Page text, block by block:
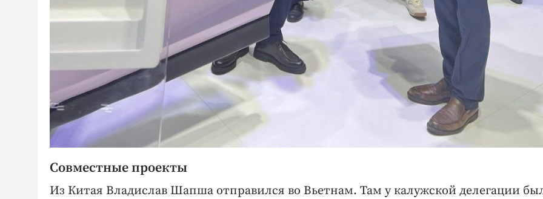
Совместные проекты
Из Китая Владислав Шапша отправился во Вьетнам. Там у калужской делегации